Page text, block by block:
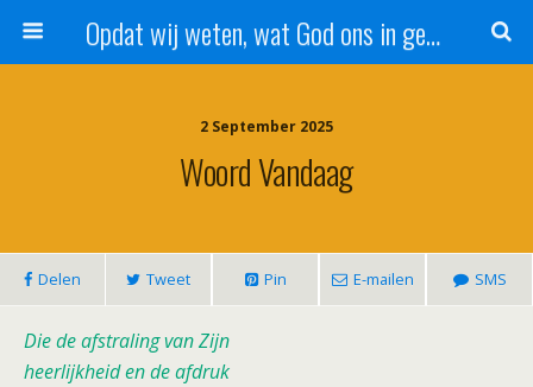
Opdat wij weten, wat God ons in genade schenkt!
2 September 2025
Woord Vandaag
Delen Tweet Pin E-mailen SMS
Die de afstraling van Zijn
heerlijkheid en de afdruk